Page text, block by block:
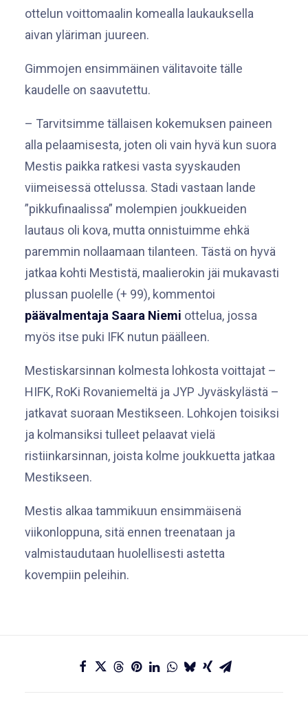
ottelun voittomaalin komealla laukauksella
aivan yläriman juureen.
Gimmojen ensimmäinen välitavoite tälle
kaudelle on saavutettu.
– Tarvitsimme tällaisen kokemuksen paineen
alla pelaamisesta, joten oli vain hyvä kun suora
Mestis paikka ratkesi vasta syyskauden
viimeisessä ottelussa. Stadi vastaan lande
”pikkufinaalissa” molempien joukkueiden
lautaus oli kova, mutta onnistuimme ehkä
paremmin nollaamaan tilanteen. Tästä on hyvä
jatkaa kohti Mestistä, maalierokin jäi mukavasti
plussan puolelle (+ 99), kommentoi
päävalmentaja Saara Niemi ottelua, jossa
myös itse puki IFK nutun päälleen.
Mestiskarsinnan kolmesta lohkosta voittajat –
HIFK, RoKi Rovaniemeltä ja JYP Jyväskylästä –
jatkavat suoraan Mestikseen. Lohkojen toisiksi
ja kolmansiksi tulleet pelaavat vielä
ristiinkarsinnan, joista kolme joukkuetta jatkaa
Mestikseen.
Mestis alkaa tammikuun ensimmäisenä
viikonloppuna, sitä ennen treenataan ja
valmistaudutaan huolellisesti astetta
kovempiin peleihin.